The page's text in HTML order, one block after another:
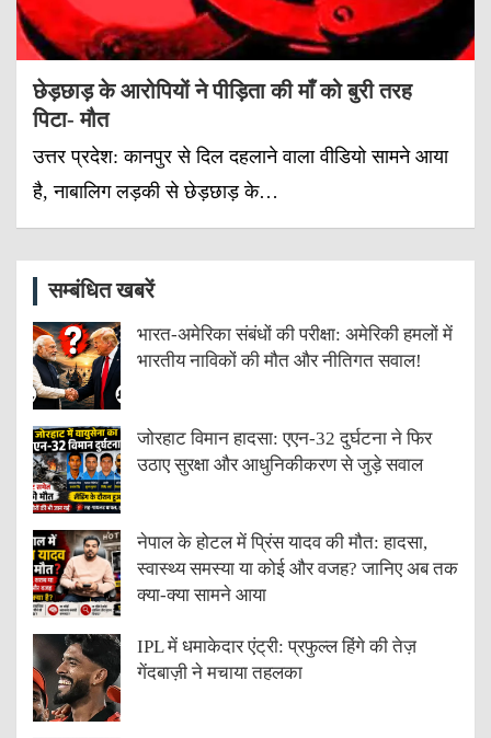
छेड़छाड़ के आरोपियों ने पीड़िता की माँ को बुरी तरह
पिटा- मौत
उत्तर प्रदेश: कानपुर से दिल दहलाने वाला वीडियो सामने आया
है, नाबालिग लड़की से छेड़छाड़ के…
सम्बंधित खबरें
भारत-अमेरिका संबंधों की परीक्षा: अमेरिकी हमलों में
भारतीय नाविकों की मौत और नीतिगत सवाल!
जोरहाट विमान हादसा: एएन-32 दुर्घटना ने फिर
उठाए सुरक्षा और आधुनिकीकरण से जुड़े सवाल
नेपाल के होटल में प्रिंस यादव की मौत: हादसा,
स्वास्थ्य समस्या या कोई और वजह? जानिए अब तक
क्या-क्या सामने आया
IPL में धमाकेदार एंट्री: प्रफुल्ल हिंगे की तेज़
गेंदबाज़ी ने मचाया तहलका